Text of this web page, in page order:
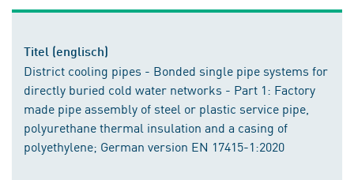
Titel (englisch)
District cooling pipes - Bonded single pipe systems for
directly buried cold water networks - Part 1: Factory
made pipe assembly of steel or plastic service pipe,
polyurethane thermal insulation and a casing of
polyethylene; German version EN 17415-1:2020